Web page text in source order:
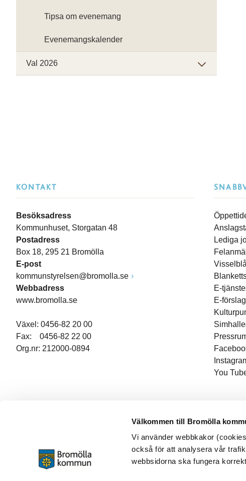
Välkommen till Bromölla
Vi använder webbkakor
också för att analysera vår
webbsidorna ska fungera
Tipsa om evenemang
Evenemangskalender
Val 2026
KONTAKT
Besöksadress
Kommunhuset, Storgatan 48
Postadress
Box 18, 295 21 Bromölla
E-post
kommunstyrelsen@bromolla.se
Webbadress
www.bromolla.se
Växel: 0456-82 20 00
Fax: 0456-82 22 00
Org.nr: 212000-0894
Lediga
E-
E-förslag
You